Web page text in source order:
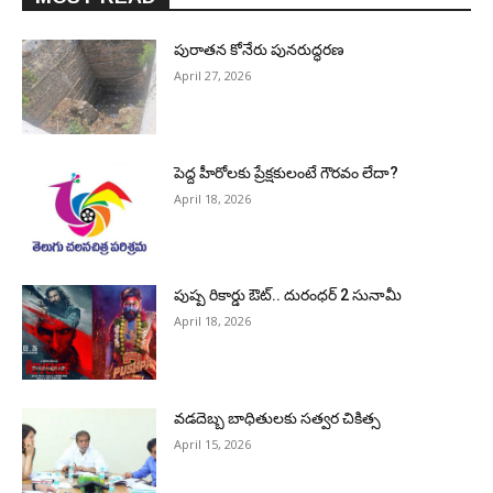
పురాత‌న కోనేరు పున‌రుద్ధ‌ర‌ణ
April 27, 2026
పెద్ద హీరోల‌కు ప్రేక్ష‌కులంటే గౌర‌వం లేదా?
April 18, 2026
పుష్ప రికార్డు ఔట్‌.. దురంధ‌ర్ 2 సునామీ
April 18, 2026
వడదెబ్బ బాధితులకు సత్వర చికిత్స
April 15, 2026